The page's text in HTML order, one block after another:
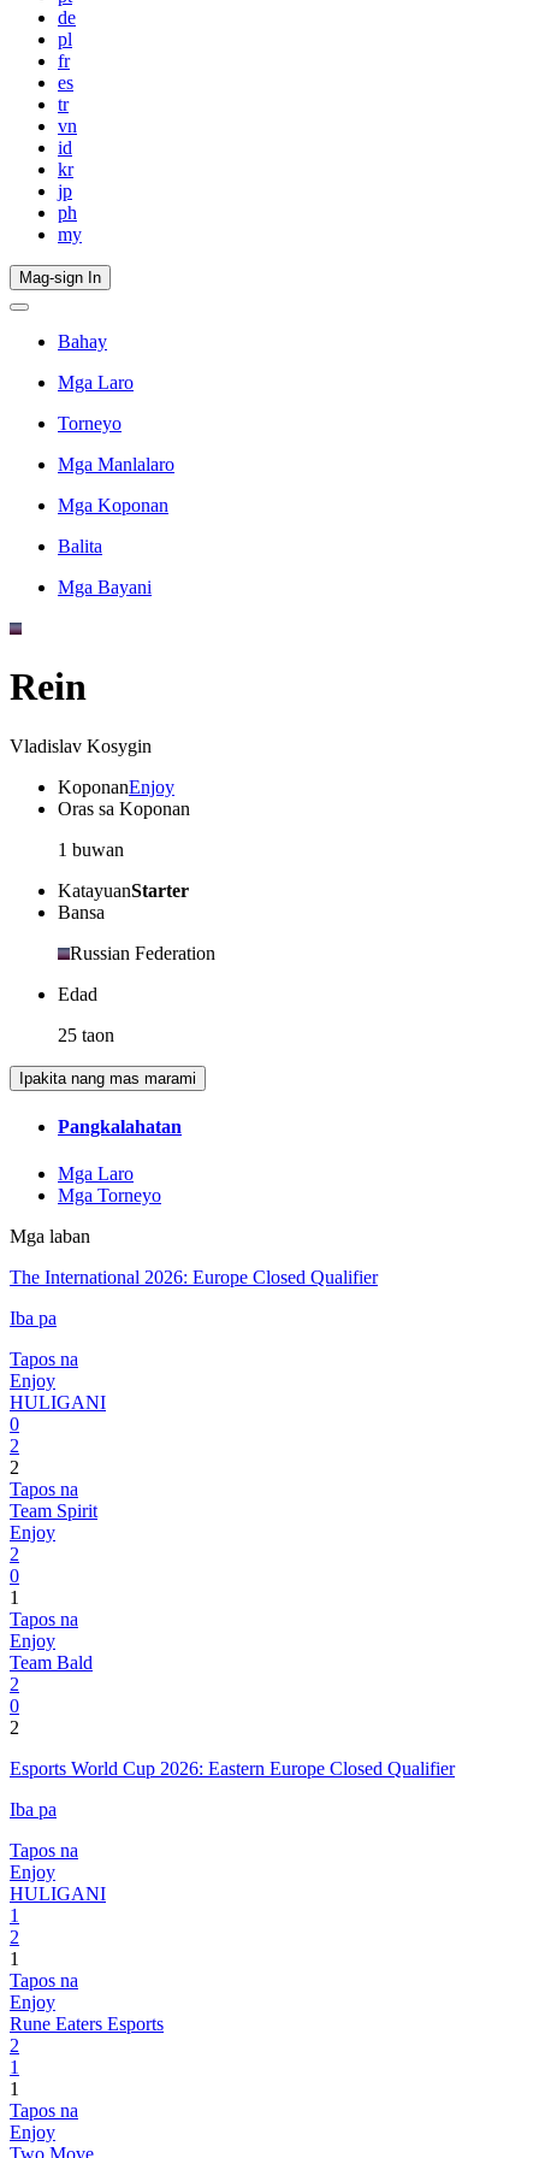
de
pl
fr
es
tr
vn
id
kr
jp
ph
my
Mag-sign In
Bahay
Mga Laro
Torneyo
Mga Manlalaro
Mga Koponan
Balita
Mga Bayani
Rein
Vladislav Kosygin
KoponanEnjoy
Oras sa Koponan
1 buwan
KatayuanStarter
Bansa
Russian Federation
Edad
25 taon
Ipakita nang mas marami
Pangkalahatan
Mga Laro
Mga Torneyo
Mga laban
The International 2026: Europe Closed Qualifier
Iba pa
Tapos na
Enjoy
HULIGANI
0
2
2
Tapos na
Team Spirit
Enjoy
2
0
1
Tapos na
Enjoy
Team Bald
2
0
2
Esports World Cup 2026: Eastern Europe Closed Qualifier
Iba pa
Tapos na
Enjoy
HULIGANI
1
2
1
Tapos na
Enjoy
Rune Eaters Esports
2
1
1
Tapos na
Enjoy